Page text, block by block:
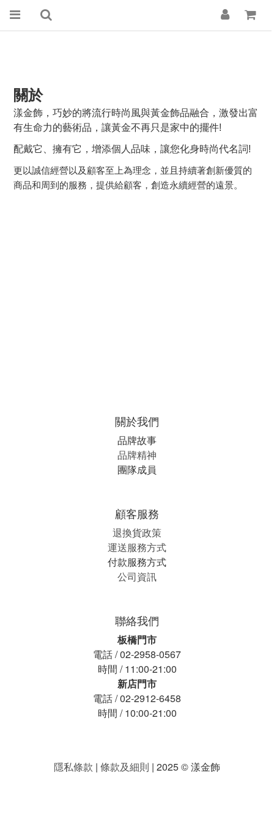
關於
漾金飾，巧妙的將流行時尚風與黃金飾品融合，激發出富
有生命力的藝術品，讓黃金不再只是家中的擺件!
配戴它、擁有它，增添個人品味，讓您化身時尚代名詞!
更以誠信經營以及顧客至上為理念，並且持續著創新優質的
商品和周到的服務，提供給顧客，創造永續經營的遠景。
關於我們
品牌故事
品牌精神
團隊成員
顧客服務
退換貨政策
運送服務方式
付款服務方式
公司資訊
聯絡我們
板橋門市
電話 / 02-2958-0567
時間 / 11:00-21:00
新店門市
電話 / 02-2912-6458
時間 / 10:00-21:00
隱私條款 | 條款及細則 | 2025 © 漾金飾